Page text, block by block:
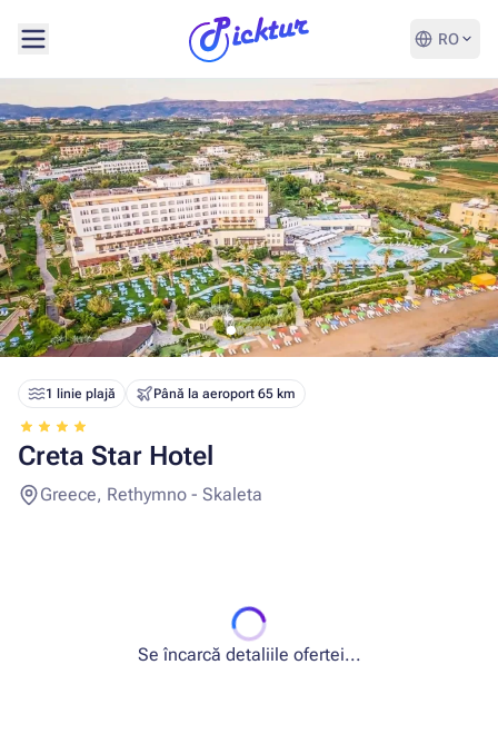
RO
1 linie plajă Până la aeroport 65 km
Creta Star Hotel
Greece, Rethymno - Skaleta
Se încarcă detaliile ofertei...